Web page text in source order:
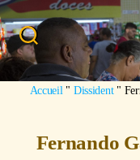
Recherche
Accueil " Dissident"
Fernando